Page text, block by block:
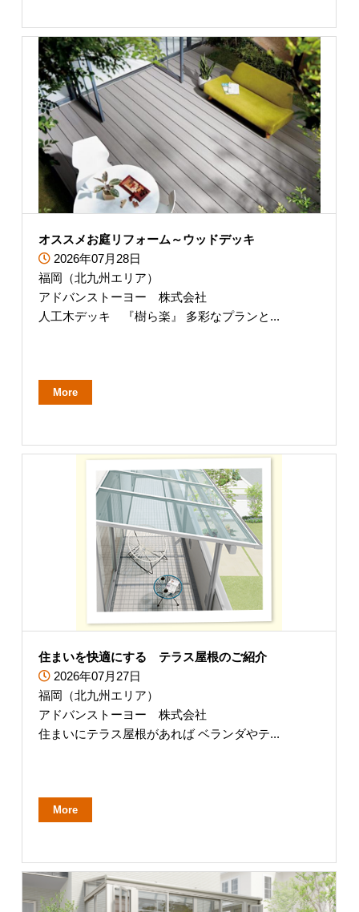
オススメお庭リフォーム～ウッドデッキ
2026年07月28日
福岡（北九州エリア）
アドバンストーヨー 株式会社
人工木デッキ 『樹ら楽』 多彩なプランと...
More
住まいを快適にする テラス屋根のご紹介
2026年07月27日
福岡（北九州エリア）
アドバンストーヨー 株式会社
住まいにテラス屋根があれば ベランダやテ...
More